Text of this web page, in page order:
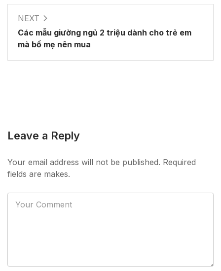
NEXT
Các mẫu giường ngủ 2 triệu dành cho trẻ em
mà bố mẹ nên mua
Leave a Reply
Your email address will not be published. Required
fields are makes.